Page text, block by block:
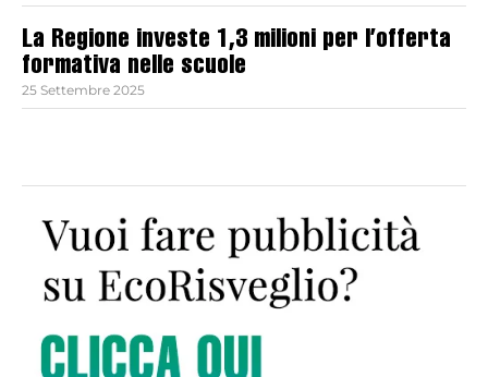
La Regione investe 1,3 milioni per l’offerta
formativa nelle scuole
25 Settembre 2025